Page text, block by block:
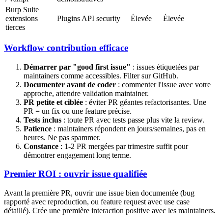
Burp Suite
extensions
tierces
Plugins API security Élevée Élevée
Workflow contribution efficace
Démarrer par "good first issue" : issues étiquetées par
maintainers comme accessibles. Filter sur GitHub.
Documenter avant de coder : commenter l'issue avec votre
approche, attendre validation maintainer.
PR petite et ciblée : éviter PR géantes refactorisantes. Une
PR = un fix ou une feature précise.
Tests inclus : toute PR avec tests passe plus vite la review.
Patience : maintainers répondent en jours/semaines, pas en
heures. Ne pas spammer.
Constance : 1-2 PR mergées par trimestre suffit pour
démontrer engagement long terme.
Premier ROI : ouvrir issue qualifiée
Avant la première PR, ouvrir une issue bien documentée (bug
rapporté avec reproduction, ou feature request avec use case
détaillé). Crée une première interaction positive avec les maintainers.